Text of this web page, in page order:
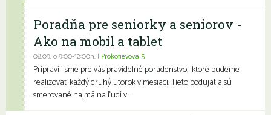
Poradňa pre seniorky a seniorov -
Ako na mobil a tablet
08.09. o 9:00-12:00h. | Prokofievova 5
Pripravili sme pre vás pravidelné poradenstvo, ktoré budeme
realizovať každý druhý utorok v mesiaci. Tieto podujatia sú
smerované najmä na ľudí v ...